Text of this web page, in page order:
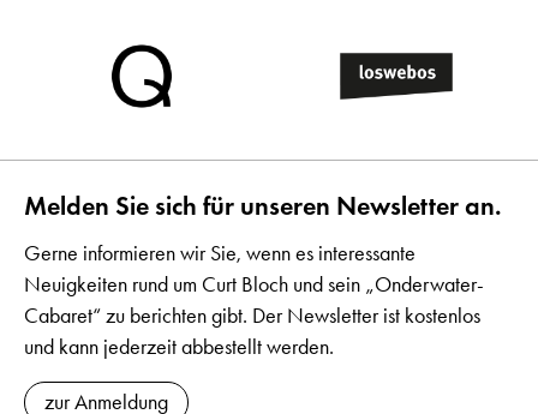
Melden Sie sich für unseren Newsletter an.
Gerne informieren wir Sie, wenn es interessante
Neuigkeiten rund um Curt Bloch und sein „Onderwater-
Cabaret“ zu berichten gibt. Der Newsletter ist kostenlos
und kann jederzeit abbestellt werden.
zur Anmeldung